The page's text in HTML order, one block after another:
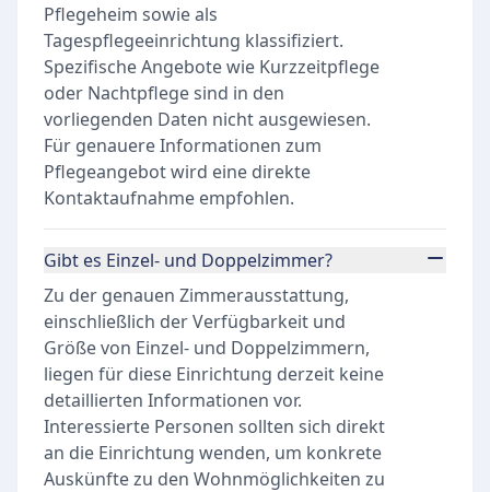
Pflegeheim sowie als
Tagespflegeeinrichtung klassifiziert.
Spezifische Angebote wie Kurzzeitpflege
oder Nachtpflege sind in den
vorliegenden Daten nicht ausgewiesen.
Für genauere Informationen zum
Pflegeangebot wird eine direkte
Kontaktaufnahme empfohlen.
Gibt es Einzel- und Doppelzimmer?
Zu der genauen Zimmerausstattung,
einschließlich der Verfügbarkeit und
Größe von Einzel- und Doppelzimmern,
liegen für diese Einrichtung derzeit keine
detaillierten Informationen vor.
Interessierte Personen sollten sich direkt
an die Einrichtung wenden, um konkrete
Auskünfte zu den Wohnmöglichkeiten zu